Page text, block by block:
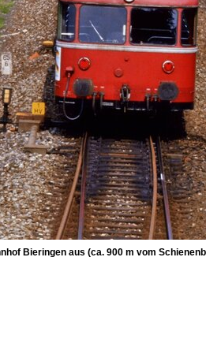
Bieringen aus (ca. 900 m vom